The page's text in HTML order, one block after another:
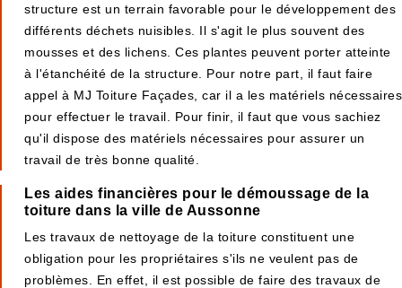
structure est un terrain favorable pour le développement des
différents déchets nuisibles. Il s'agit le plus souvent des
mousses et des lichens. Ces plantes peuvent porter atteinte
à l'étanchéité de la structure. Pour notre part, il faut faire
appel à MJ Toiture Façades, car il a les matériels nécessaires
pour effectuer le travail. Pour finir, il faut que vous sachiez
qu'il dispose des matériels nécessaires pour assurer un
travail de très bonne qualité.
Les aides financières pour le démoussage de la
toiture dans la ville de Aussonne
Les travaux de nettoyage de la toiture constituent une
obligation pour les propriétaires s'ils ne veulent pas de
problèmes. En effet, il est possible de faire des travaux de